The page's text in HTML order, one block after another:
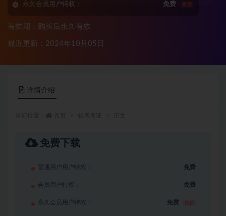
永久会员用户特权： 免费 推荐
有效期：购买后永久有效
最近更新：2024年10月05日
详情介绍
免费下载
普通用户用户特权： 免费
会员用户特权： 免费
永久会员用户特权： 免费